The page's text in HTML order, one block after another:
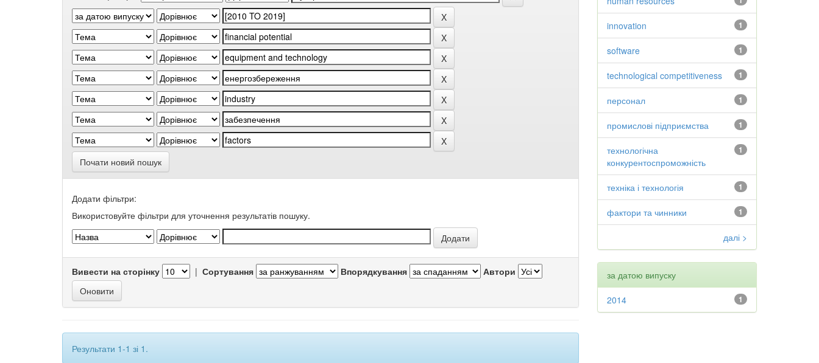
Почати новий пошук
Додати фільтри:
Використовуйте фільтри для уточнення результатів пошуку.
Вивести на сторінку | Сортування Впорядкування Автори
Результати 1-1 зі 1.
1
innovation
1
software
1
technological competitiveness
1
персонал
1
промислові підприємства
1
технологічна
конкурентоспроможність
1
техніка і технологія
1
фактори та чинники
далі >
за датою випуску
1
2014